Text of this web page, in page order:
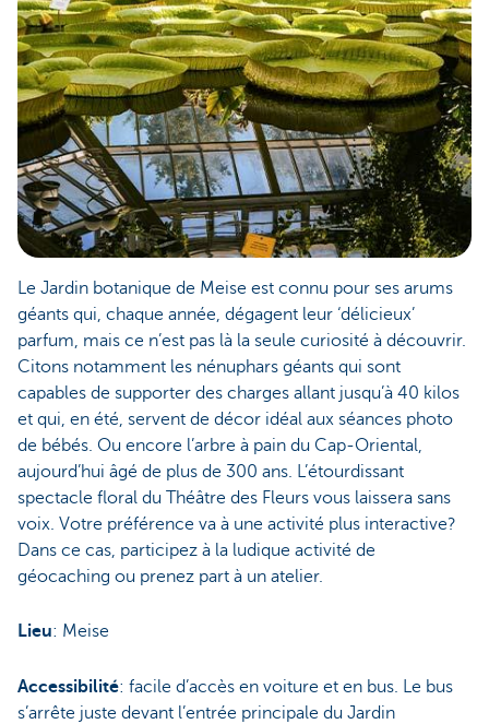
Le Jardin botanique de Meise est connu pour ses arums
géants qui, chaque année, dégagent leur ‘délicieux’
parfum, mais ce n’est pas là la seule curiosité à découvrir.
Citons notamment les nénuphars géants qui sont
capables de supporter des charges allant jusqu’à 40 kilos
et qui, en été, servent de décor idéal aux séances photo
de bébés. Ou encore l’arbre à pain du Cap-Oriental,
aujourd’hui âgé de plus de 300 ans. L’étourdissant
spectacle floral du Théâtre des Fleurs vous laissera sans
voix. Votre préférence va à une activité plus interactive?
Dans ce cas, participez à la ludique activité de
géocaching ou prenez part à un atelier.
Lieu: Meise
Accessibilité: facile d’accès en voiture et en bus. Le bus
s’arrête juste devant l’entrée principale du Jardin